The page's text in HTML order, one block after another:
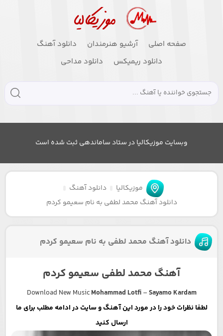
صفحه اصلی آرشیو هنرمندان
دانلود آهنگ
دانلود ریمیکس
دانلود مداحی
وبسایت موزیکالیا در ستاد ساماندهی ثبت شده است
موزیکالیا
دانلود آهنگ
دانلود آهنگ محمد لطفی به نام سعیمو کردم
دانلود آهنگ محمد لطفی به نام سعیمو کردم
آهنگ محمد لطفی سعیمو کردم
Download New MusicMohammad Lotfi–Sayamo Kardam
لطفا نظرات خود را در مورد این آهنگ و سایت در ادامه مطلب برای ما
ارسال کنید